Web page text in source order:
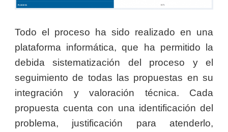
Todo el proceso ha sido realizado en una
plataforma informática, que ha permitido la
debida sistematización del proceso y el
seguimiento de todas las propuestas en su
integración y valoración técnica. Cada
propuesta cuenta con una identificación del
problema, justificación para atenderlo,